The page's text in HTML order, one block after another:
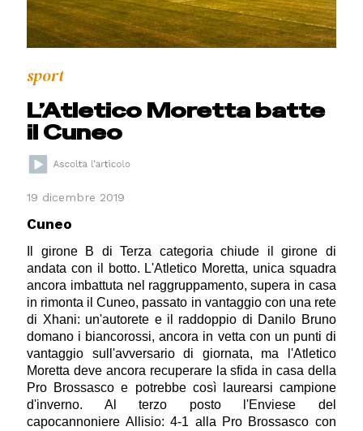
sport
L’Atletico Moretta batte
il Cuneo
19 dicembre 2019
Cuneo
Il girone B di Terza categoria chiude il girone di
andata con il botto. L'Atletico Moretta, unica squadra
ancora imbattuta nel raggruppamento, supera in casa
in rimonta il Cuneo, passato in vantaggio con una rete
di Xhani: un'autorete e il raddoppio di Danilo Bruno
domano i biancorossi, ancora in vetta con un punti di
vantaggio sull'avversario di giornata, ma l'Atletico
Moretta deve ancora recuperare la sfida in casa della
Pro Brossasco e potrebbe così laurearsi campione
d'inverno. Al terzo posto l'Enviese del
capocannoniere Allisio: 4-1 alla Pro Brossasco con